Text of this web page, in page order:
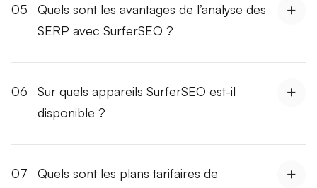
05
Quels sont les avantages de l’analyse des
SERP avec SurferSEO ?
06
Sur quels appareils SurferSEO est-il
disponible ?
07
Quels sont les plans tarifaires de